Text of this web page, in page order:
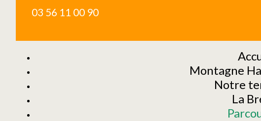
03 56 11 00 90
Montagne
Notre
La